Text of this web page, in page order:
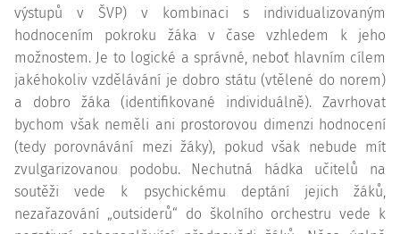
výstupů v ŠVP) v kombinaci s individualizovaným
hodnocením pokroku žáka v čase vzhledem k jeho
možnostem. Je to logické a správné, neboť hlavním cílem
jakéhokoliv vzdělávání je dobro státu (vtělené do norem)
a dobro žáka (identifikované individuálně). Zavrhovat
bychom však neměli ani prostorovou dimenzi hodnocení
(tedy porovnávání mezi žáky), pokud však nebude mít
zvulgarizovanou podobu. Nechutná hádka učitelů na
soutěži vede k psychickému deptání jejich žáků,
nezařazování „outsiderů“ do školního orchestru vede k